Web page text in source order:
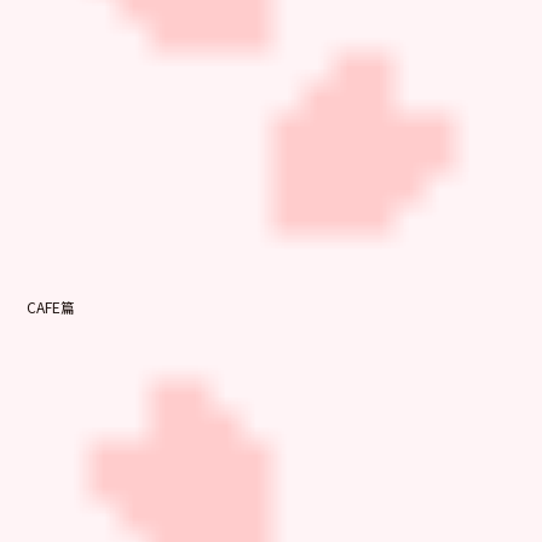
CAFE篇